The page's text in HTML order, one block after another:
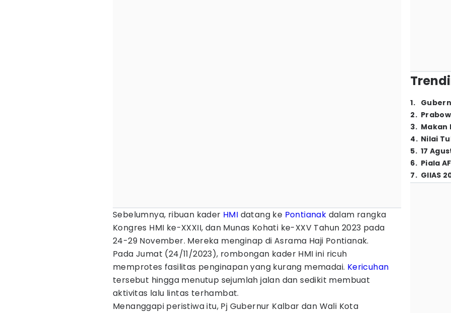
Sebelumnya, ribuan kader HMI datang ke Pontianak dalam rangka
Kongres HMI ke-XXXII, dan Munas Kohati ke-XXV Tahun 2023 pada
24-29 November. Mereka menginap di Asrama Haji Pontianak.
Pada Jumat (24/11/2023), rombongan kader HMI ini ricuh
memprotes fasilitas penginapan yang kurang memadai. Kericuhan
tersebut hingga menutup sejumlah jalan dan sedikit membuat
aktivitas lalu lintas terhambat.
Menanggapi peristiwa itu, Pj Gubernur Kalbar dan Wali Kota
1.
2.
3. Makan
4. Nilai
5. 17
6. Piala
7. GIIAS